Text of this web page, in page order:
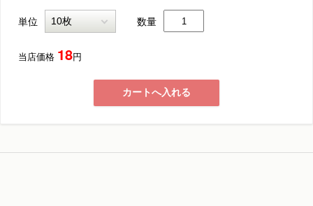
単位 数量
当店価格 18円
カートへ入れる